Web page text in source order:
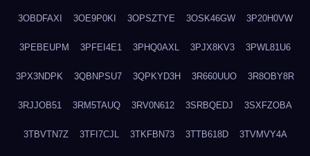
3OBDFAXI 3OE9P0KI 3OPSZTYE 3OSK46GW 3P20H0VW
3PEBEUPM 3PFEI4E1 3PHQ0AXL 3PJX8KV3 3PWL81U6
3PX3NDPK 3QBNPSU7 3QPKYD3H 3R660UUO 3R8OBY8R
3RJJOB51 3RM5TAUQ 3RV0N612 3SRBQEDJ 3SXFZOBA
3TBVTN7Z 3TFI7CJL 3TKFBN73 3TTB618D 3TVMVY4A